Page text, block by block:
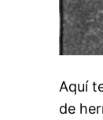
Aquí
de